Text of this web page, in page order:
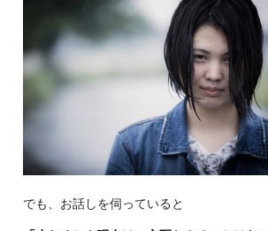
でも、お話しを伺っていると